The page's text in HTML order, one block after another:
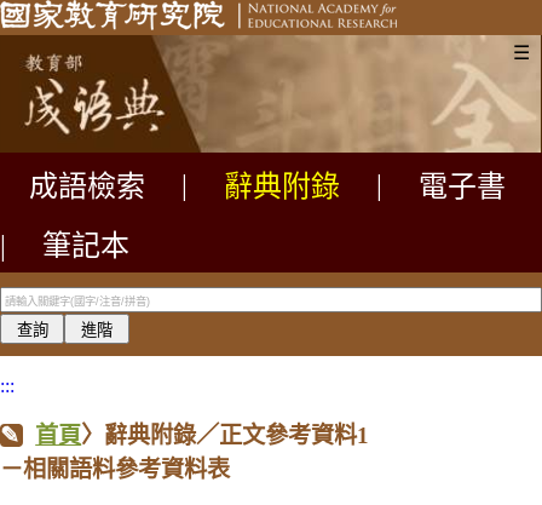
☰
成語檢索 辭典附錄
電子書
|
筆記本
:::
首頁〉辭典附錄／正文參考資料1
－相關語料參考資料表